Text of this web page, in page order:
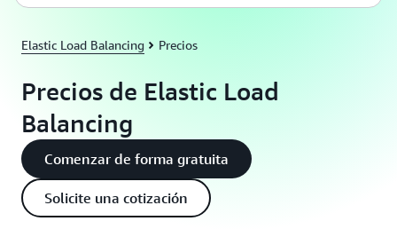
Elastic Load Balancing Precios
Precios de Elastic Load
Balancing
Comenzar de forma gratuita
Solicite una cotización